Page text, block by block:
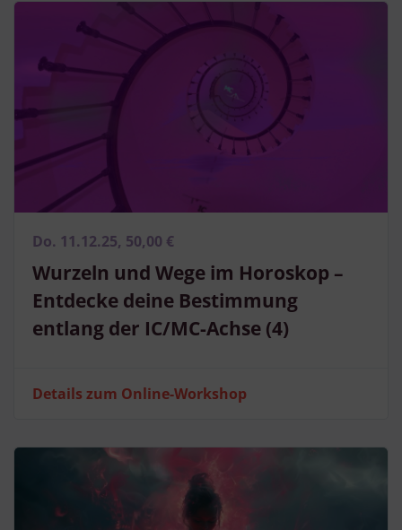
Do. 11.12.25, 50,00 €
Wurzeln und Wege im Horoskop –
Entdecke deine Bestimmung
entlang der IC/MC-Achse (4)
Details zum Online-Workshop